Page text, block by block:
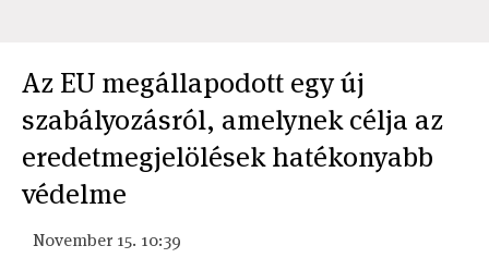
Az EU megállapodott egy új
szabályozásról, amelynek célja az
eredetmegjelölések hatékonyabb
védelme
November 15. 10:39